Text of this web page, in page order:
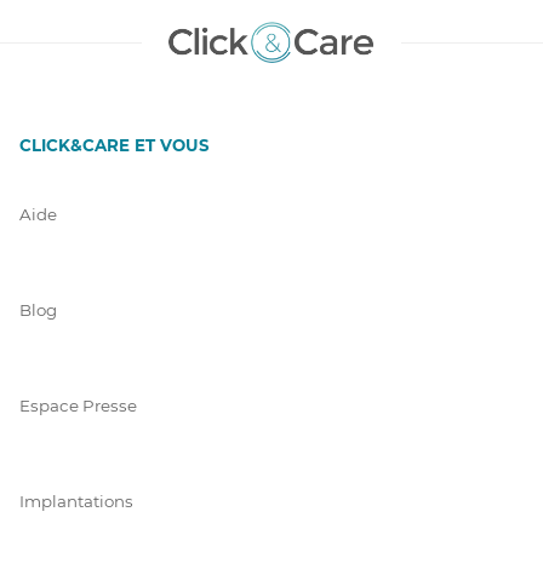
CLICK&CARE ET VOUS
Aide
Blog
Espace Presse
Implantations